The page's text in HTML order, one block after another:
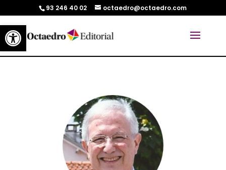
Abrir barra de herramientas
93 246 40 02 octaedro@octaedro.com